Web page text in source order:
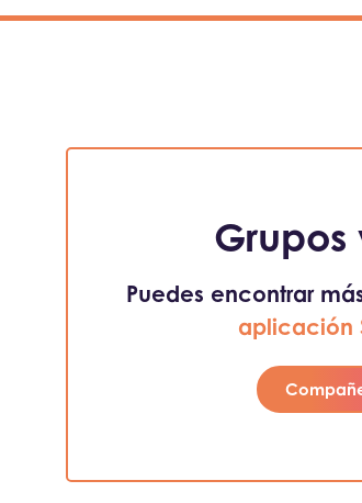
Grupos
Puedes encontrar
aplicación